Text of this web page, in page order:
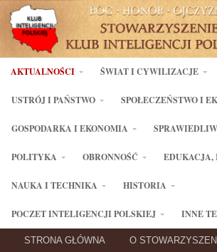
AKTUALNOŚCI ŚWIAT I CYWILIZACJE
USTRÓJ I PAŃSTWO SPOŁECZEŃSTWO I
GOSPODARKA I EKONOMIA
POLITYKA OBRONNOŚĆ EDUKACJA,
NAUKA I TECHNIKA HISTORIA
POCZET INTELIGENCJI POLSKIEJ INNE
STRONA GŁÓWNA O